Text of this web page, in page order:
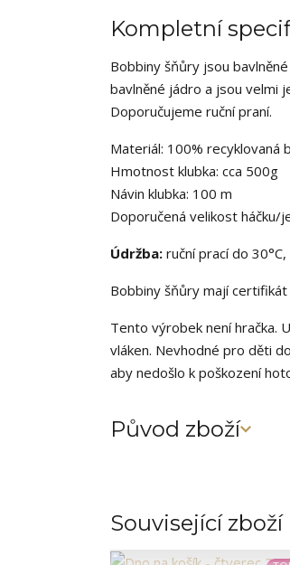
Kompletní
Bobbiny šňůry jsou
bavlněné jádro a jsou velmi
Doporučujeme ruční praní.
Materiál: 100% recyklovaná
Hmotnost klubka: cca 500g
Návin klubka: 100 m
Doporučená velikost háčku/
Údržba: ruční prací do
Bobbiny šňůry mají
Tento výrobek není hračka.
vláken. Nevhodné pro děti
aby nedošlo k poškození
Původ zboží
Související zboží